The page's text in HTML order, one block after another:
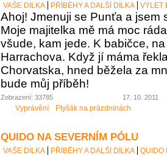
VAŠE DÍLKA PŘÍBĚHY A DALŠÍ DÍLKA VÝLET
Ahoj! Jmenuji se Punťa a jsem
Moje majitelka mě má moc
všude, kam jede. K babičce,
Harrachova. Když jí máma
Chorvatska, hned běžela za
bude můj příběh!
Zobrazení: 33785 17. 10. 2011
Vyprávění Plyšák na prázdninách
QUIDO NA SEVERNÍM PÓLU
VAŠE DÍLKA PŘÍBĚHY A DALŠÍ DÍLKA QUIDO